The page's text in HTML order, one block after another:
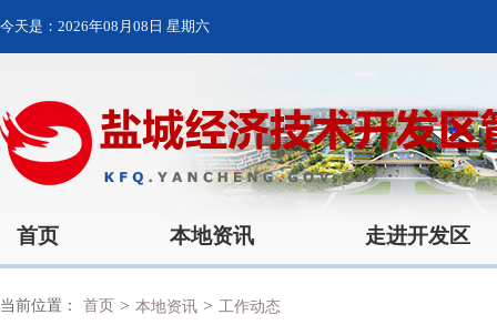
今天是： 2026年08月08日 星期六
首页 本地资讯 走进开发区
当前位置： 首页 > 本地资讯 > 工作动态